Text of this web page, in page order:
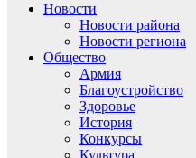
Новости
Новости района
Новости региона
Общество
Армия
Благоустройство
Здоровье
История
Конкурсы
Культура